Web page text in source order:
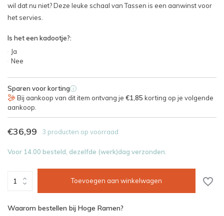
wil dat nu niet? Deze leuke schaal van Tassen is een aanwinst voor
het servies.
Is het een kadootje?:
Ja
Nee
Sparen voor korting i
Bij aankoop van dit item ontvang je €1,85 korting op je volgende
aankoop.
€36,99 3 producten op voorraad
Voor 14.00 besteld, dezelfde (werk)dag verzonden.
Toevoegen aan winkelwagen
Waarom bestellen bij Hoge Ramen?